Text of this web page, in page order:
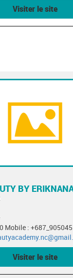
Visiter le site
BY
Mobile : +687_905045
Visiter le site